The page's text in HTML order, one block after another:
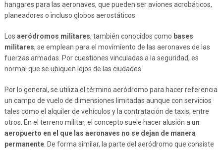
hangares para las aeronaves, que pueden ser aviones acrobáticos,
planeadores o incluso globos aerostáticos.
Los aeródromos militares, también conocidos como bases
militares, se emplean para el movimiento de las aeronaves de las
fuerzas armadas. Por cuestiones vinculadas a la seguridad, es
normal que se ubiquen lejos de las ciudades.
Por lo general, se utiliza el término aeródromo para hacer referencia
un campo de vuelo de dimensiones limitadas aunque con servicios
tales como el alquiler de vehículos y la contratación de taxis, entre
otros. En el terreno militar, el concepto suele hacer alusión a un
aeropuerto en el que las aeronaves no se dejan de manera
permanente. De forma similar, la parte del aeródromo que consiste